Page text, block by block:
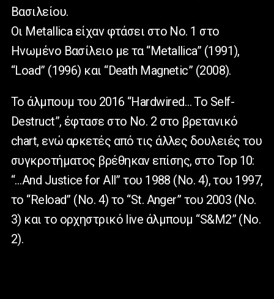
Βασιλείου.
Οι Μetallica είχαν φτάσει στο Νο. 1 στο
Ηνωμένο Βασίλειο με τα “Metallica” (1991),
“Load” (1996) και “Death Magnetic” (2008).
Το άλμπουμ του 2016 “Hardwired… To Self-
Destruct”, έφτασε στο Νο. 2 στο βρετανικό
chart, ενώ αρκετές από τις άλλες δουλειές του
συγκροτήματος βρέθηκαν επίσης, στο Top 10:
“…And Justice for All” του 1988 (Νο. 4), του 1997,
το “Reload” (Νο. 4) το “St. Anger” του 2003 (Νο.
3) και το ορχηστρικό live άλμπουμ “S&M2” (Νο.
2).